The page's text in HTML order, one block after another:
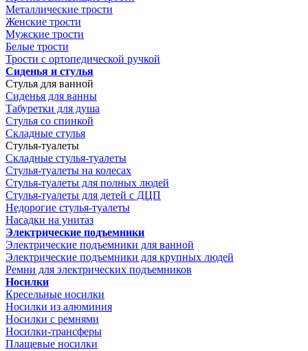
Металлические трости
Женские трости
Мужские трости
Белые трости
Трости с ортопедической ручкой
Сиденья и стулья
Стулья для ванной
Сиденья для ванны
Табуретки для душа
Стулья со спинкой
Складные стулья
Стулья-туалеты
Складные стулья-туалеты
Стулья-туалеты на колесах
Стулья-туалеты для полных людей
Стулья-туалеты для детей с ДЦП
Недорогие стулья-туалеты
Насадки на унитаз
Электрические подъемники
Электрические подъемники для ванной
Электрические подъемники для крупных людей
Ремни для электрических подъемников
Носилки
Кресельные носилки
Носилки из алюминия
Носилки с ремнями
Носилки-трансферы
Плащевые носилки